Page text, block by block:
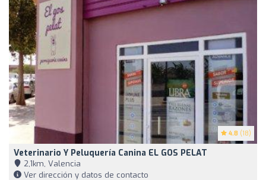
4.8 (18)
Veterinario Y Peluquería Canina EL GOS PELAT
2,1km, Valencia
Ver dirección y datos de contacto